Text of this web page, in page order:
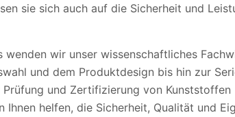
sie sich auch auf die Sicherheit und
wir unser wissenschaftliches
und dem Produktdesign bis hin zur
und Zertifizierung von
helfen, die Sicherheit, Qualität und